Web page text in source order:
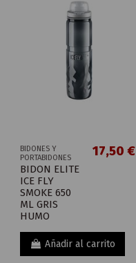
BIDONES Y
PORTABIDONES
BIDON ELITE
ICE FLY
SMOKE 650
ML GRIS
HUMO
17,50 €
Añadir al carrito